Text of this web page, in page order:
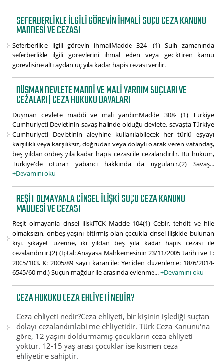
SEFERBERLIKLE ILGILI GÖREVIN IHMALI SUÇU CEZA KANUNU
MADDESI VE CEZASI
Seferberlikle ilgili görevin ihmaliMadde 324- (1) Sulh zamanında
seferberlikle ilgili görevlerini ihmal eden veya geciktiren kamu
görevlisine altı aydan üç yıla kadar hapis cezası verilir.
DÜŞMAN DEVLETE MADDI VE MALI YARDIM SUÇLARI VE
CEZALARI | CEZA HUKUKU DAVALARI
Düşman devlete maddi ve mali yardımMadde 308- (1) Türkiye
Cumhuriyeti Devletinin savaş halinde olduğu devlete, savaşta Türkiye
Cumhuriyeti Devletinin aleyhine kullanılabilecek her türlü eşyayı
karşılıklı veya karşılıksız, doğrudan veya dolaylı olarak veren vatandaş,
beş yıldan onbeş yıla kadar hapis cezası ile cezalandırılır. Bu hüküm,
Türkiye'de oturan yabancı hakkında da uygulanır.(2) Savaş...
+Devamını oku
REŞIT OLMAYANLA CINSEL ILIŞKI SUÇU CEZA KANUNU
MADDESI VE CEZASI
Reşit olmayanla cinsel ilişkiTCK Madde 104(1) Cebir, tehdit ve hile
olmaksızın, onbeş yaşını bitirmiş olan çocukla cinsel ilişkide bulunan
kişi, şikayet üzerine, iki yıldan beş yıla kadar hapis cezası ile
cezalandırılır.(2) (İptal: Anayasa Mahkemesinin 23/11/2005 tarihli ve E:
2005/103, K: 2005/89 sayılı kararı ile; Yeniden düzenleme: 18/6/2014-
6545/60 md.) Suçun mağdur ile arasında evlenme...+Devamını oku
CEZA HUKUKU CEZA EHLIYETI NEDIR?
Ceza ehliyeti nedir?Ceza ehliyeti, bir kişinin işlediği suçtan
dolayı cezalandırılabilme ehliyetidir. Türk Ceza Kanunu'na
göre, 12 yaşını doldurmamış çocukların ceza ehliyeti
yoktur. 12-15 yaş arası çocuklar ise kısmen ceza
ehliyetine sahiptir.